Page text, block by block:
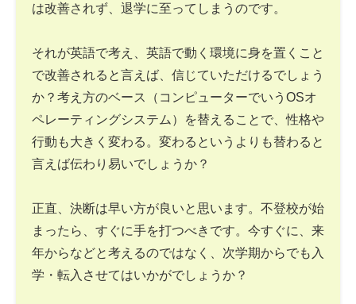
は改善されず、退学に至ってしまうのです。
それが英語で考え、英語で動く環境に身を置くこと
で改善されると言えば、信じていただけるでしょう
か？考え方のベース（コンピューターでいうOSオ
ペレーティングシステム）を替えることで、性格や
行動も大きく変わる。変わるというよりも替わると
言えば伝わり易いでしょうか？
正直、決断は早い方が良いと思います。不登校が始
まったら、すぐに手を打つべきです。今すぐに、来
年からなどと考えるのではなく、次学期からでも入
学・転入させてはいかがでしょうか？